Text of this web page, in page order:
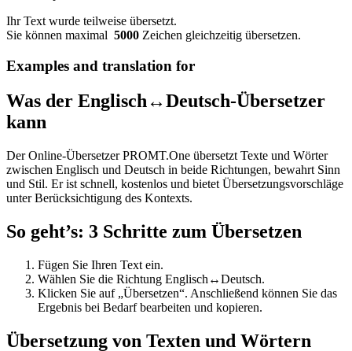
Ihr Text wurde teilweise übersetzt.
Sie können maximal 5000 Zeichen gleichzeitig übersetzen.
Examples and translation for
Was der Englisch↔Deutsch-Übersetzer
kann
Der Online-Übersetzer PROMT.One übersetzt Texte und Wörter
zwischen Englisch und Deutsch in beide Richtungen, bewahrt Sinn
und Stil. Er ist schnell, kostenlos und bietet Übersetzungsvorschläge
unter Berücksichtigung des Kontexts.
So geht’s: 3 Schritte zum Übersetzen
Fügen Sie Ihren Text ein.
Wählen Sie die Richtung Englisch↔Deutsch.
Klicken Sie auf „Übersetzen“. Anschließend können Sie das
Ergebnis bei Bedarf bearbeiten und kopieren.
Übersetzung von Texten und Wörtern